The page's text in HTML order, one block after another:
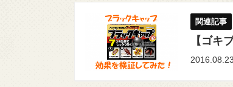
【ゴキ
2016.08.23